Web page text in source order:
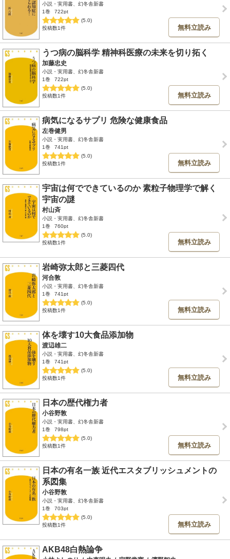
小説・実用書、幻冬舎新書
1巻
722pt
(5.0)
投稿数1件
無料立読み
うつ病の脳科学 精神科医療の未来を切り拓く
加藤忠史
小説・実用書、幻冬舎新書
1巻
722pt
(5.0)
投稿数1件
無料立読み
病気になるサプリ 危険な健康食品
左巻健男
小説・実用書、幻冬舎新書
1巻
741pt
(5.0)
投稿数1件
無料立読み
宇宙は何でできているのか 素粒子物理学で解く
宇宙の謎
村山斉
小説・実用書、幻冬舎新書
1巻
760pt
(5.0)
投稿数1件
無料立読み
岩崎弥太郎と三菱四代
河合敦
小説・実用書、幻冬舎新書
1巻
741pt
(5.0)
投稿数1件
無料立読み
体を壊す10大食品添加物
渡辺雄二
小説・実用書、幻冬舎新書
1巻
741pt
(5.0)
投稿数1件
無料立読み
日本の歴代権力者
小谷野敦
小説・実用書、幻冬舎新書
1巻
798pt
(5.0)
投稿数1件
無料立読み
日本の有名一族 近代エスタブリッシュメントの
系図集
小谷野敦
小説・実用書、幻冬舎新書
1巻
703pt
(5.0)
投稿数1件
無料立読み
AKB48白熱論争